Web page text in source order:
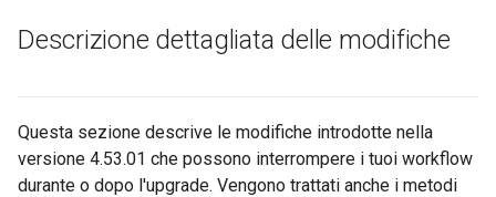
Descrizione dettagliata delle modifiche
Questa sezione descrive le modifiche introdotte nella
versione 4.53.01 che possono interrompere i tuoi workflow
durante o dopo l'upgrade. Vengono trattati anche i metodi